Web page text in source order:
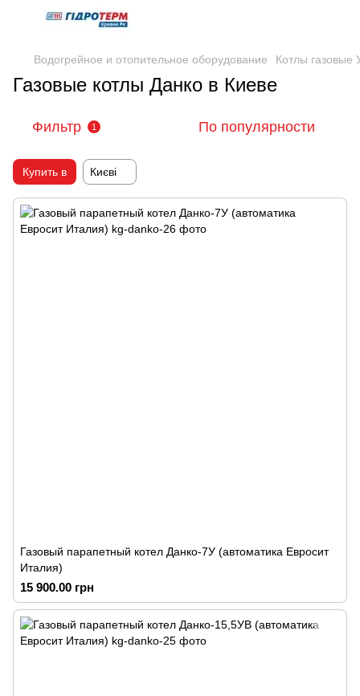
Водогрейное и отопительное оборудование Котлы газовые
Газовые котлы Данко в Киеве
Фильтр 1 По популярности
Купить в Києві
Газовый парапетный котел Данко-7У (автоматика Евросит
Италия)
15 900.00 грн